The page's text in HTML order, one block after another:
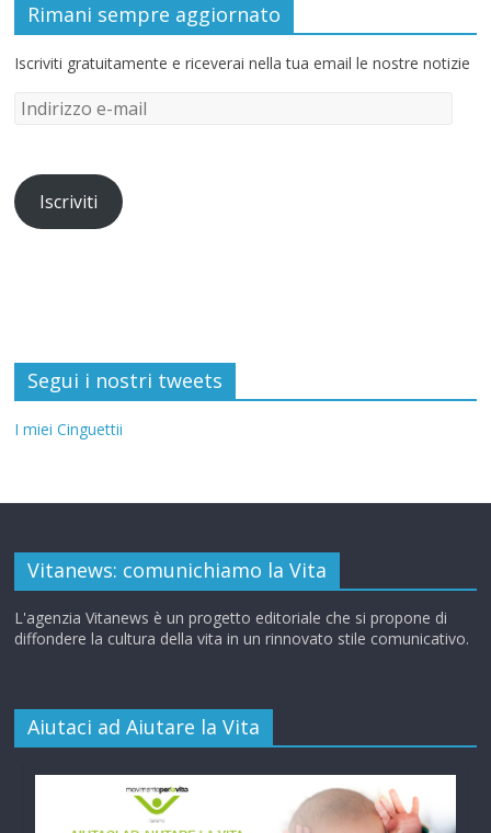
Rimani sempre aggiornato
Iscriviti gratuitamente e riceverai nella tua email le nostre notizie
Iscriviti
Segui i nostri tweets
I miei Cinguettii
Vitanews: comunichiamo la Vita
L'agenzia Vitanews è un progetto editoriale che si propone di
diffondere la cultura della vita in un rinnovato stile comunicativo.
Aiutaci ad Aiutare la Vita